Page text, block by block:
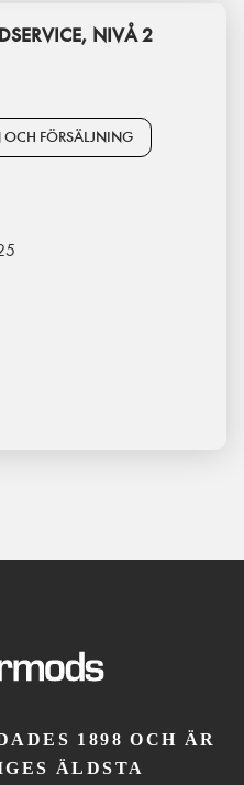
NIVÅ 2
FÖRSÄLJNING
1898 OCH ÄR
ÄLDSTA